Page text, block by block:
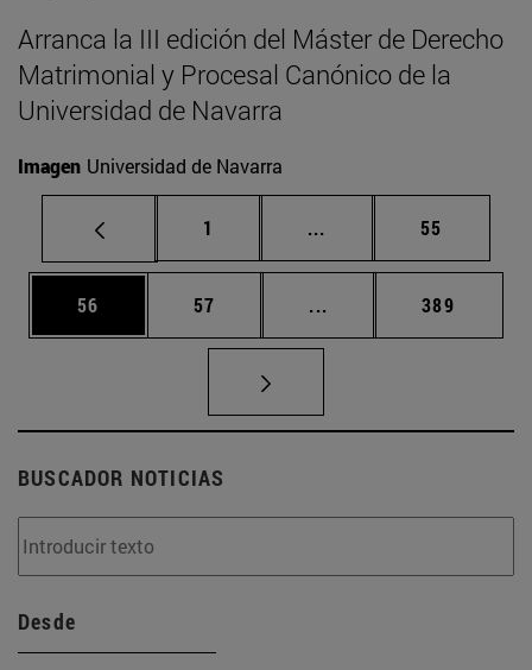
Arranca la III edición del Máster de Derecho
Matrimonial y Procesal Canónico de la
Universidad de Navarra
Imagen Universidad de Navarra
Página
1 ... Páginas intermedias
Página
55
Página
56 Página
57 ... Páginas intermedias
Página
389
BUSCADOR NOTICIAS
Desde